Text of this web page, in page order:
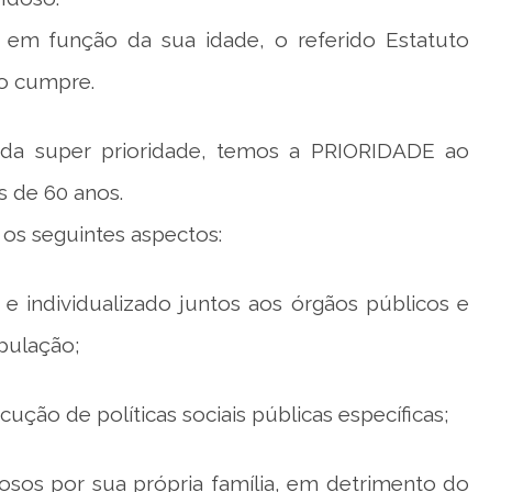
em função da sua idade, o referido Estatuto
cumpre.
super prioridade, temos a PRIORIDADE ao
de 60 anos.
seguintes aspectos:
individualizado juntos aos órgãos públicos e
de políticas sociais públicas específicas;
por sua própria família, em detrimento do